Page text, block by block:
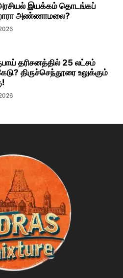
அரசியல் இயக்கம் தொடங்கப்
அண்ணாமலை?
தரிசனத்தில் 25 லட்சம்
திருச்செந்தூரை உலுக்கும்